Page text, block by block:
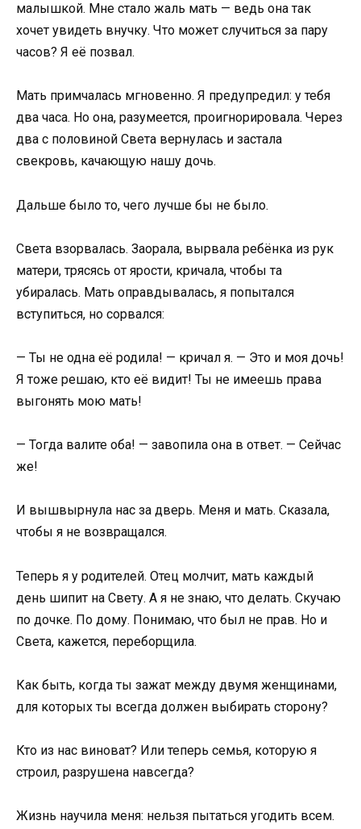
малышкой. Мне стало жаль мать — ведь она так
хочет увидеть внучку. Что может случиться за пару
часов? Я её позвал.
Мать примчалась мгновенно. Я предупредил: у тебя
два часа. Но она, разумеется, проигнорировала. Через
два с половиной Света вернулась и застала
свекровь, качающую нашу дочь.
Дальше было то, чего лучше бы не было.
Света взорвалась. Заорала, вырвала ребёнка из рук
матери, трясясь от ярости, кричала, чтобы та
убиралась. Мать оправдывалась, я попытался
вступиться, но сорвался:
— Ты не одна её родила! — кричал я. — Это и моя дочь!
Я тоже решаю, кто её видит! Ты не имеешь права
выгонять мою мать!
— Тогда валите оба! — завопила она в ответ. — Сейчас
же!
И вышвырнула нас за дверь. Меня и мать. Сказала,
чтобы я не возвращался.
Теперь я у родителей. Отец молчит, мать каждый
день шипит на Свету. А я не знаю, что делать. Скучаю
по дочке. По дому. Понимаю, что был не прав. Но и
Света, кажется, переборщила.
Как быть, когда ты зажат между двумя женщинами,
для которых ты всегда должен выбирать сторону?
Кто из нас виноват? Или теперь семья, которую я
строил, разрушена навсегда?
Жизнь научила меня: нельзя пытаться угодить всем.